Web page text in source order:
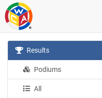
Results
Podiums
All